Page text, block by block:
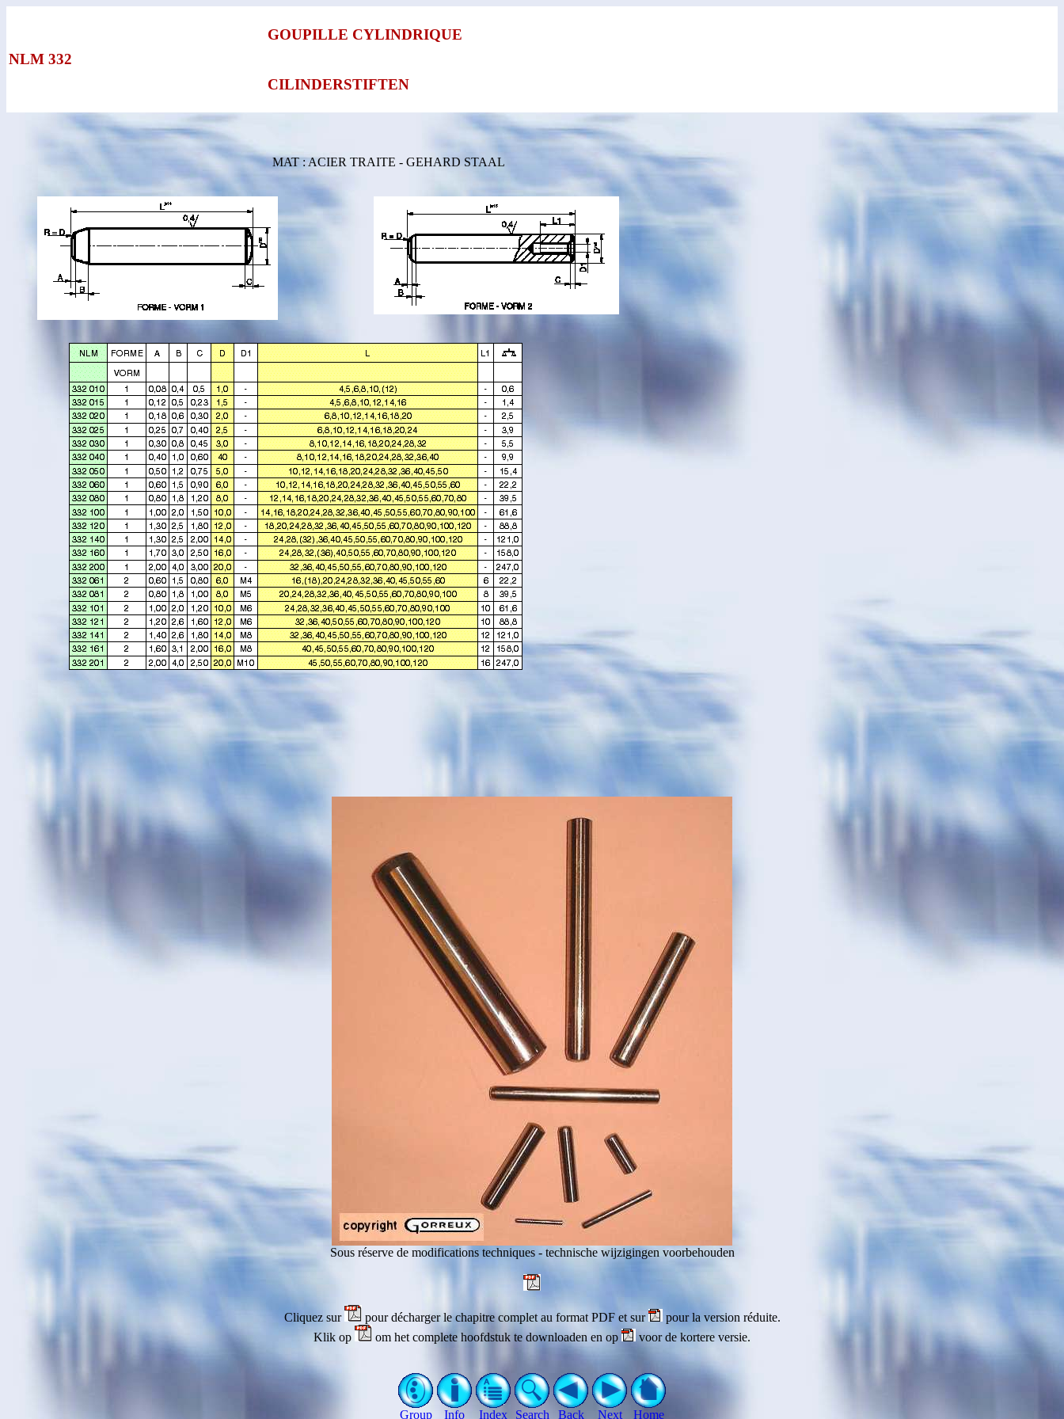
NLM 332
GOUPILLE CYLINDRIQUE
CILINDERSTIFTEN
MAT : ACIER TRAITE - GEHARD STAAL
Sous réserve de modifications techniques - technische wijzigingen voorbehouden
Cliquez sur pour décharger le chapitre complet au format PDF et sur
pour la version réduite.
Klik op
om het complete hoofdstuk te downloaden en op voor de kortere versie.
Group Info Index Search Back Next Home